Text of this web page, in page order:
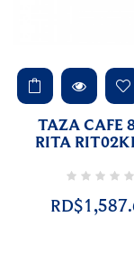
TAZA CAFE
RITA